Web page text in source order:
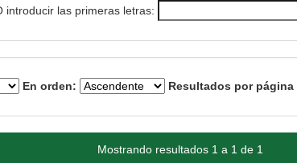
introducir las primeras letras:
En orden: Resultados por página
Mostrando resultados 1 a 1 de 1